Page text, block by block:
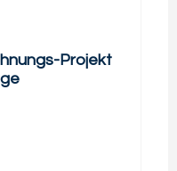
Projekt